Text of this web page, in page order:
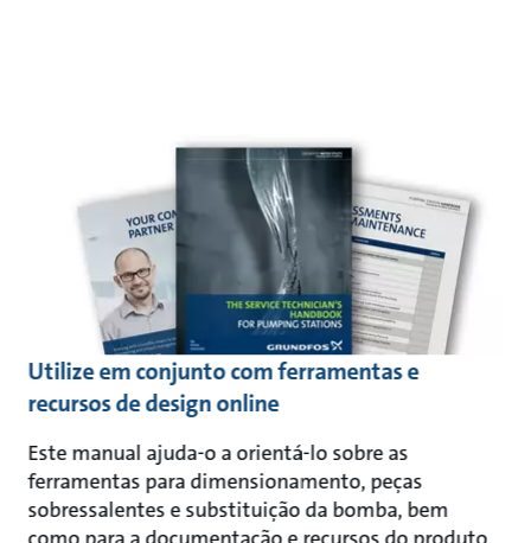
Utilize em conjunto com ferramentas e
recursos de design online
Este manual ajuda-o a orientá-lo sobre as
ferramentas para dimensionamento, peças
sobressalentes e substituição da bomba, bem